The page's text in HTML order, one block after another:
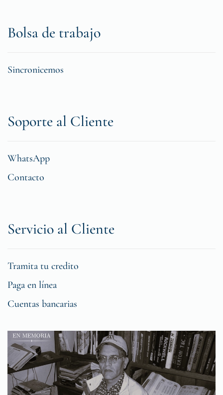
Bolsa de trabajo
Sincronicemos
Soporte al Cliente
WhatsApp
Contacto
Servicio al Cliente
Tramita tu credito
Paga en línea
Cuentas bancarias